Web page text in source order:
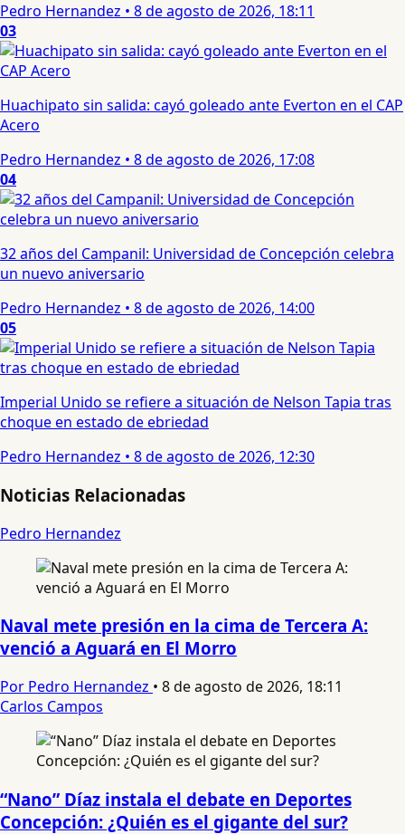
Pedro Hernandez • 8 de agosto de 2026, 18:11
03
Huachipato sin salida: cayó goleado ante Everton en el CAP
Acero
Pedro Hernandez • 8 de agosto de 2026, 17:08
04
32 años del Campanil: Universidad de Concepción celebra
un nuevo aniversario
Pedro Hernandez • 8 de agosto de 2026, 14:00
05
Imperial Unido se refiere a situación de Nelson Tapia tras
choque en estado de ebriedad
Pedro Hernandez • 8 de agosto de 2026, 12:30
Noticias Relacionadas
Pedro Hernandez
Naval mete presión en la cima de Tercera A:
venció a Aguará en El Morro
Por Pedro Hernandez • 8 de agosto de 2026, 18:11
Carlos Campos
“Nano” Díaz instala el debate en Deportes
Concepción: ¿Quién es el gigante del sur?